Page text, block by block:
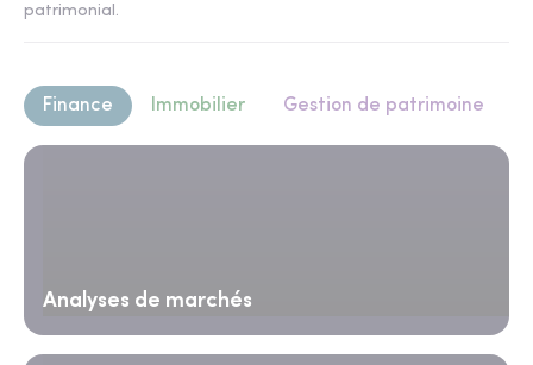
patrimonial.
Finance Immobilier Gestion de patrimoine
Analyses de marchés